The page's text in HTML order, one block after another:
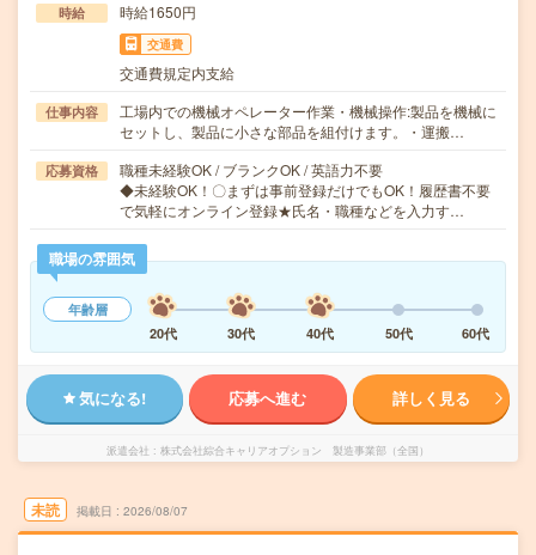
時給 時給1650円
交通費
交通費規定内支給
仕事内容
工場内での機械オペレーター作業・機械操作:製品を機械に
セットし、製品に小さな部品を組付けます。・運搬…
応募資格
職種未経験OK / ブランクOK / 英語力不要
◆未経験OK！〇まずは事前登録だけでもOK！履歴書不要
で気軽にオンライン登録★氏名・職種などを入力す…
職場の雰囲気
年齢層
20代
30代 40代 50代 60代
気になる! 応募へ進む 詳しく見る
派遣会社 株式会社綜合キャリアオプション 製造事業部（全国）
未読 掲載日 2026/08/07